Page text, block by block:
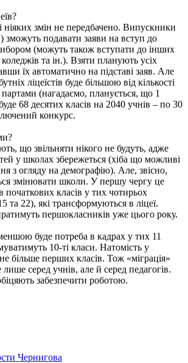
ніяких змін не передбачено. Випускники
зможуть подавати заяви на вступ до
(можуть також вступати до інших
та ін.). Взяти планують усіх
їх автоматично на підставі заяв. Але
ліцеїстів буде більшою від кількості
(нагадаємо, планується, що 1
68 десятих класів на 2040 учнів – по 30
конкурс.
що звільняти нікого не будуть, адже
у школах збережеться (хіба що можливі
з огляду на демографію). Але, звісно,
змінювати школи. У першу чергу це
початкових класів у тих чотирьох
та 22), які трансформуються в ліцеї.
першокласників уже цього року.
буде потреба в кадрах у тих 11
10-ті класи. Натомість у
більше перших класів. Тож «міграція»
лише серед учнів, але й серед педагогів.
забезпечити роботою.
Чернигова